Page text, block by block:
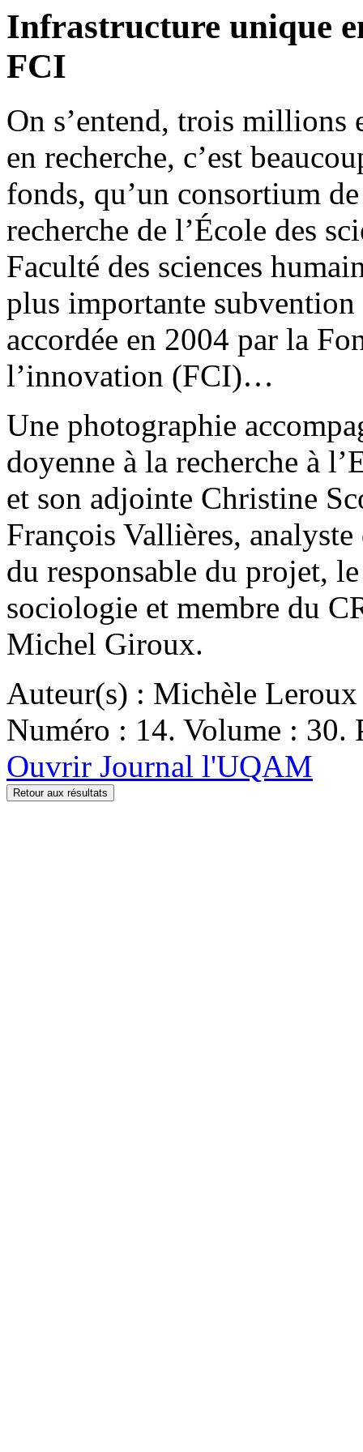
Infrastructure unique
FCI
On s’entend, trois millions
en recherche, c’est
fonds, qu’un consortium
recherche de l’École des
Faculté des sciences
plus importante subvention
accordée en 2004 par la
l’innovation (FCI)…
Une photographie
doyenne à la recherche à
et son adjointe Christine
François Vallières,
du responsable du projet,
sociologie et membre du
Michel Giroux.
Auteur(s) : Michèle Leroux
Numéro : 14. Volume : 30.
Ouvrir Journal l'UQAM
Retour aux résultats